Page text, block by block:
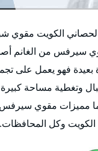
سيرفس من الغانم
بعيدة فهو يعمل على
وتغطية مساحة
مميزات مقوي سيرفس
وكل المحافظات.